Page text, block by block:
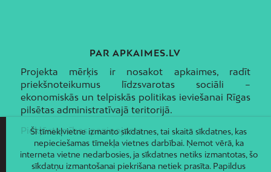
PAR APKAIMES.LV
Projekta mērķis ir nosakot apkaimes, radīt
priekšnoteikumus līdzsvarotas sociāli –
ekonomiskās un telpiskās politikas ieviešanai Rīgas
pilsētas administratīvajā teritorijā.
Piekļūstamības paziņojums
Šī tīmekļvietne izmanto sīkdatnes, tai skaitā sīkdatnes, kas
nepieciešamas tīmekļa vietnes darbībai. Ņemot vērā, ka
interneta vietne nedarbosies, ja sīkdatnes netiks izmantotas, šo
sīkdatņu izmantošanai piekrišana netiek prasīta. Papildus